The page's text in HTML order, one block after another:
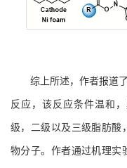
综上所述，作者报道
反应，该反应条件温和
级，二级以及三级脂肪酸
物分子。作者通过机理实